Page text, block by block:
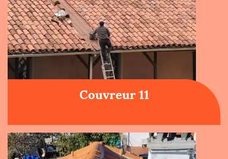
Couvreur 11